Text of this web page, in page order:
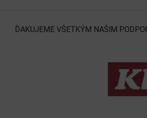
ĎAKUJEME VŠETKÝM NAŠIM